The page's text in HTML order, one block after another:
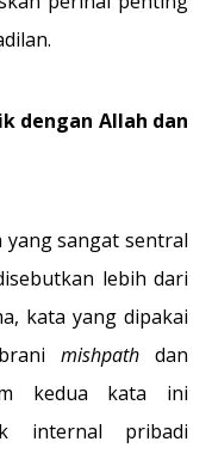
dengan Allah dan
sangat sentral
lebih dari
kata yang dipakai
mishpathdan
kedua kata ini
internal pribadi